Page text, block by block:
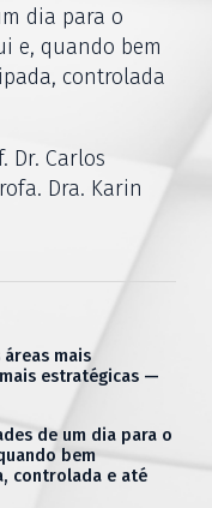
dia para o
e, quando bem
controlada
Dr. Carlos
Dra. Karin
mais
estratégicas —
de um dia para o
bem
controlada e até